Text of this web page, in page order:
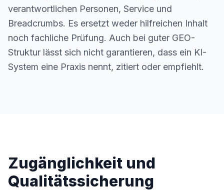
verantwortlichen Personen, Service und
Breadcrumbs. Es ersetzt weder hilfreichen Inhalt
noch fachliche Prüfung. Auch bei guter GEO-
Struktur lässt sich nicht garantieren, dass ein KI-
System eine Praxis nennt, zitiert oder empfiehlt.
Zugänglichkeit und
Qualitätssicherung